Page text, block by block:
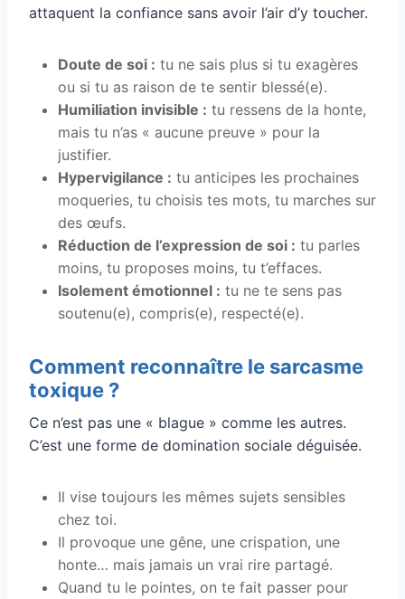
attaquent la confiance sans avoir l’air d’y toucher.
Doute de soi : tu ne sais plus si tu exagères
ou si tu as raison de te sentir blessé(e).
Humiliation invisible : tu ressens de la honte,
mais tu n’as « aucune preuve » pour la
justifier.
Hypervigilance : tu anticipes les prochaines
moqueries, tu choisis tes mots, tu marches sur
des œufs.
Réduction de l’expression de soi : tu parles
moins, tu proposes moins, tu t’effaces.
Isolement émotionnel : tu ne te sens pas
soutenu(e), compris(e), respecté(e).
Comment reconnaître le sarcasme
toxique ?
Ce n’est pas une « blague » comme les autres.
C’est une forme de domination sociale déguisée.
Il vise toujours les mêmes sujets sensibles
chez toi.
Il provoque une gêne, une crispation, une
honte… mais jamais un vrai rire partagé.
Quand tu le pointes, on te fait passer pour